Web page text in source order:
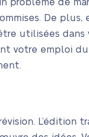
problème de
De
utilisées
votre emploi